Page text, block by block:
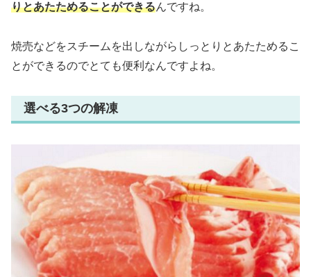
りとあたためることができるんですね。
焼売などをスチームを出しながらしっとりとあたためるこ
とができるのでとても便利なんですよね。
選べる3つの解凍